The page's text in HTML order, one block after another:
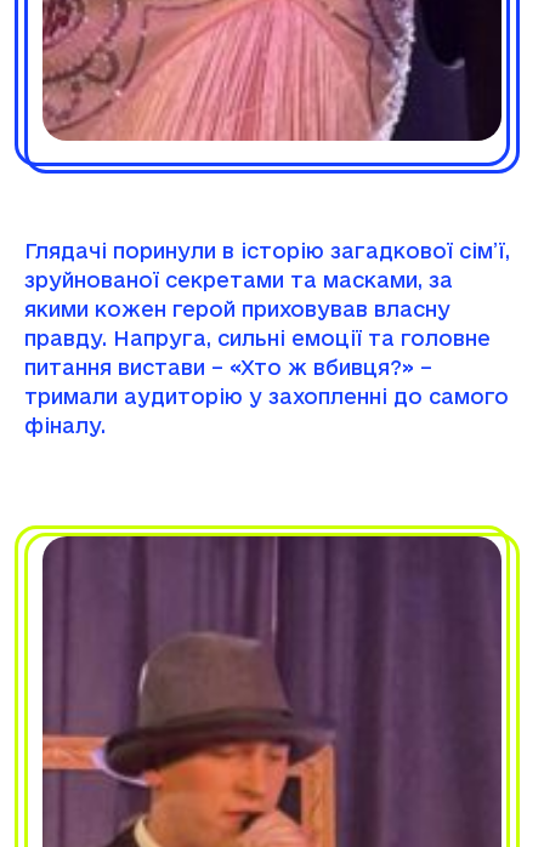
Глядачі поринули в історію загадкової сім’ї,
зруйнованої секретами та масками, за
якими кожен герой приховував власну
правду. Напруга, сильні емоції та головне
питання вистави – «Хто ж вбивця?» –
тримали аудиторію у захопленні до самого
фіналу.